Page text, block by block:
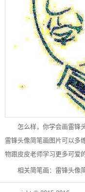
怎么样，你学会画雷锋
雷锋头像简笔画图片可以多
物跟皮皮老师学习更多可爱
相关简笔画： 雷锋头像